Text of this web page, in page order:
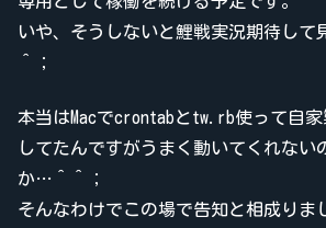
いや、そうしないと鯉戦実況期待して
＾；
本当はMacでcrontabとtw.rb使って自
してたんですがうまく動いてくれない
か…＾＾；
そんなわけでこの場で告知と相成りま